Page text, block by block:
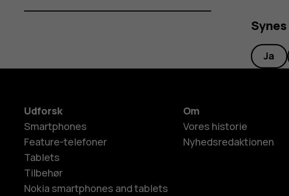
Ja
Udforsk
Smartphones
Feature-telefoner
Tablets
Tilbehør
Nokia smartphones and tablets
Om
Vores historie
Nyhedsredaktionen